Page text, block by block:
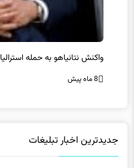
واکنش نتانیاهو به حمله استرالیا
8 ماه پیش
جدیدترین اخبار تبلیغات